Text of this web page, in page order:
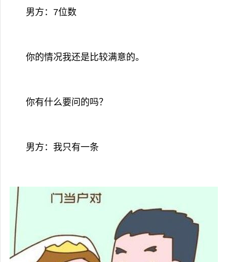
男方：7位数
你的情况我还是比较满意的。
你有什么要问的吗？
男方：我只有一条